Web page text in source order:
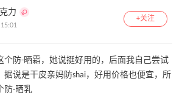
力
+关注
个防-晒霜，她说挺好用的，后面我自己尝试
据说是干皮亲妈防shai，好用价格也便宜，所
防-晒乳